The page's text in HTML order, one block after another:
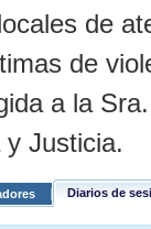
de
de
a la
y Justicia.
Diarios de